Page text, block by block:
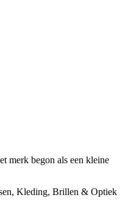
merk begon als een kleine
Kleding, Brillen & Optiek